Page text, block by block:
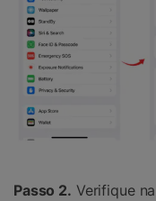
Passo 2. Verifique na